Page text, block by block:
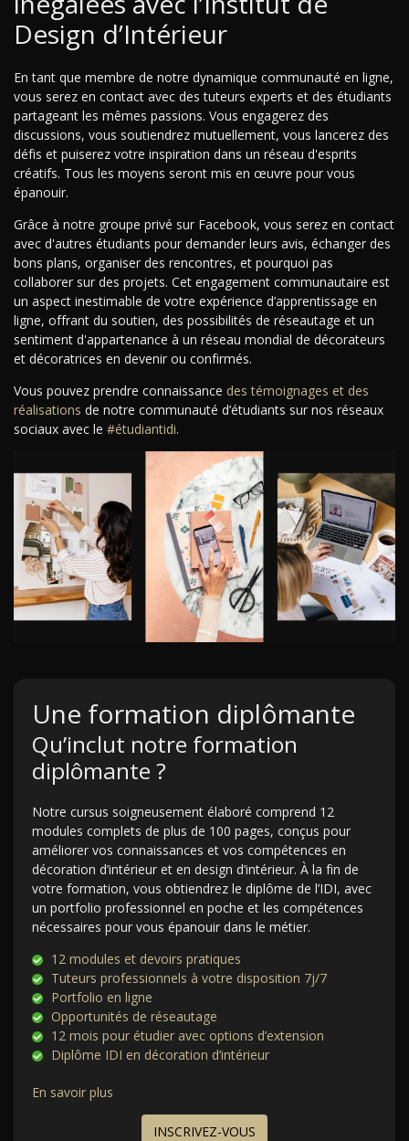
Design d’Intérieur
En tant que membre de notre dynamique communauté en ligne,
vous serez en contact avec des tuteurs experts et des étudiants
partageant les mêmes passions. Vous engagerez des
discussions, vous soutiendrez mutuellement, vous lancerez des
défis et puiserez votre inspiration dans un réseau d'esprits
créatifs. Tous les moyens seront mis en œuvre pour vous
épanouir.
Grâce à notre groupe privé sur Facebook, vous serez en contact
avec d'autres étudiants pour demander leurs avis, échanger des
bons plans, organiser des rencontres, et pourquoi pas
collaborer sur des projets. Cet engagement communautaire est
un aspect inestimable de votre expérience d’apprentissage en
ligne, offrant du soutien, des possibilités de réseautage et un
sentiment d'appartenance à un réseau mondial de décorateurs
et décoratrices en devenir ou confirmés.
Vous pouvez prendre connaissance des témoignages et des
réalisations de notre communauté d’étudiants sur nos réseaux
sociaux avec le #étudiantidi.
Une formation diplômante
Qu’inclut notre formation
diplômante ?
Notre cursus soigneusement élaboré comprend 12
modules complets de plus de 100 pages, conçus pour
améliorer vos connaissances et vos compétences en
décoration d’intérieur et en design d’intérieur. À la fin de
votre formation, vous obtiendrez le diplôme de l’IDI, avec
un portfolio professionnel en poche et les compétences
nécessaires pour vous épanouir dans le métier.
12 modules et devoirs pratiques
Tuteurs professionnels à votre disposition 7j/7
Portfolio en ligne
Opportunités de réseautage
12 mois pour étudier avec options d’extension
Diplôme IDI en décoration d’intérieur
En savoir plus
INSCRIVEZ-VOUS